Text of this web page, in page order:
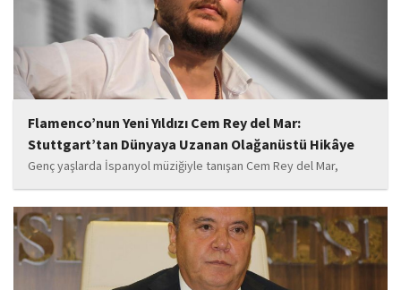
Flamenco’nun Yeni Yıldızı Cem Rey del Mar:
Stuttgart’tan Dünyaya Uzanan Olağanüstü Hikâye
Genç yaşlarda İspanyol müziğiyle tanışan Cem Rey del Mar,
flamenco kültürünün büyüleyici atmosferinden etkilenerek
kendisini bu alana yönlendirdi. Saatler süren disiplinli çalışmalar,
teknik gelişim ve müziğe olan tutkusu, onu kısa...